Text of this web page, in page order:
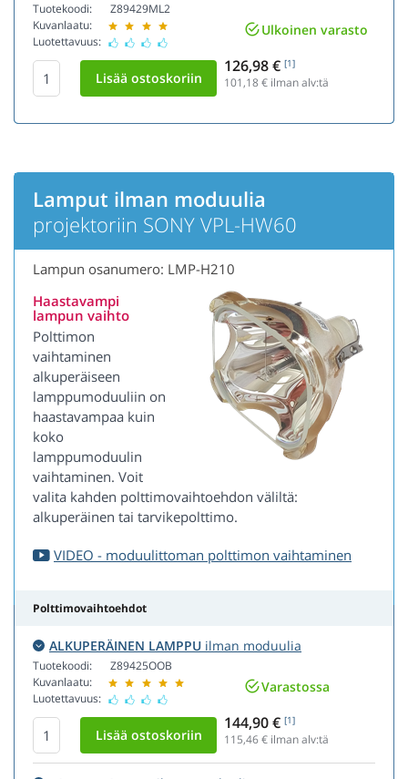
Tuotekoodi:
Kuvanlaatu:
Luotettavuus:
Z89429ML2
Ulkoinen varasto
126,98 € [1]
101,18€ ilman alv:tä
Lamput ilman moduulia
projektoriin SONY VPL-HW60
Lampun osanumero: LMP-H210
Haastavampi
lampun vaihto
Polttimon
vaihtaminen
alkuperäiseen
lamppumoduuliin on
haastavampaa kuin
koko
lamppumoduulin
vaihtaminen. Voit
valita kahden polttimovaihtoehdon väliltä:
alkuperäinen tai tarvikepolttimo.
VIDEO - moduulittoman polttimon vaihtaminen
Polttimovaihtoehdot
ALKUPERÄINEN LAMPPU ilman moduulia
Tuotekoodi:
Kuvanlaatu:
Luotettavuus:
Z89425OOB
Varastossa
144,90 € [1]
115,46€ ilman alv:tä